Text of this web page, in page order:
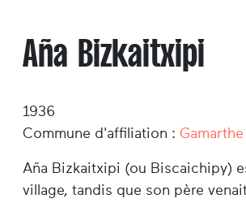
Aña Bizkaitxipi
1936
Commune d'affiliation : Gamarthe
Aña Bizkaitxipi (ou Biscaichipy)
village, tandis que son père